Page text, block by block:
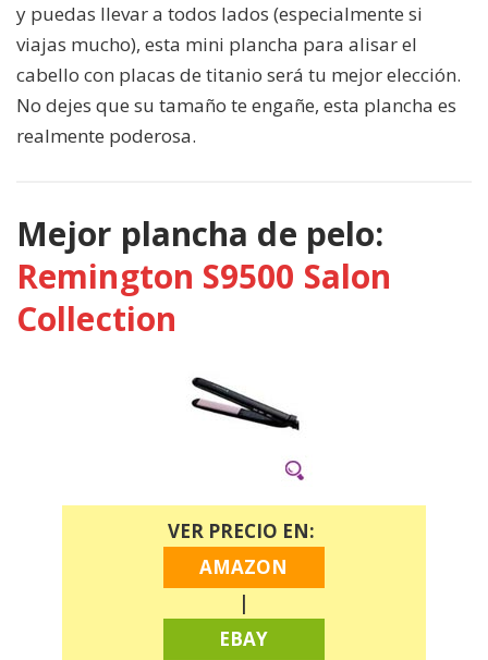
y puedas llevar a todos lados (especialmente si
viajas mucho), esta mini plancha para alisar el
cabello con placas de titanio será tu mejor elección.
No dejes que su tamaño te engañe, esta plancha es
realmente poderosa.
Mejor plancha de pelo:
Remington S9500 Salon
Collection
VER PRECIO EN:
AMAZON
|
EBAY